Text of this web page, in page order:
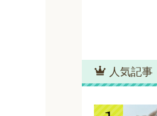
人気記事